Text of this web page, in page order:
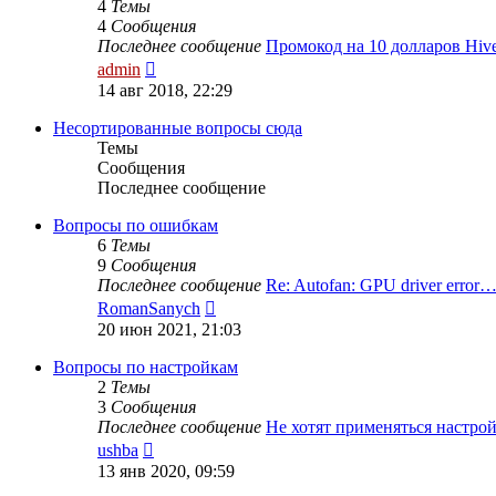
4 Темы
4 Сообщения
Последнее сообщение Промокод на 10 долларов
admin
к
сообщению
14 авг 2018, 22:29
Несортированные вопросы сюда
Темы
Сообщения
Последнее сообщение
Вопросы по ошибкам
6 Темы
9 Сообщения
Последнее сообщение Re: Autofan: GPU driver error…
RomanSanych
к
сообщению
20 июн 2021, 21:03
Вопросы по настройкам
2 Темы
3 Сообщения
Последнее сообщение Не хотят применяться
ushba
к
13 янв 2020, 09:59